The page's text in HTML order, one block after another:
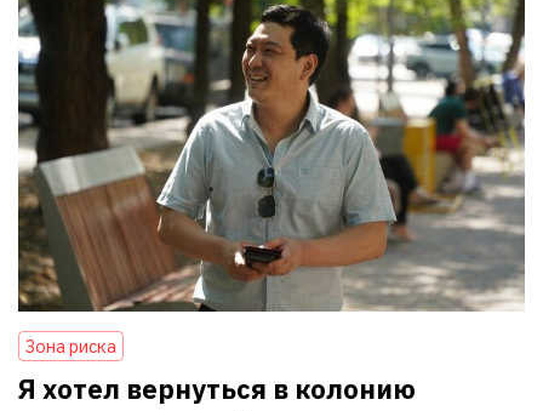
Зона риска
Я хотел вернуться в колонию